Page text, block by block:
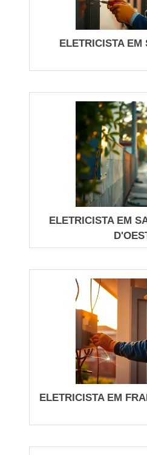
de até 12% no gasto
intervenções corretas em
Projetos de ampliação
Iluminação,
Priorize relatórios com
termografia) para validar
entrega.
Acione nossos
frequente: intervenção
prolonga equipamentos.
ATENDIMENTO
EMERGÊNCIAS:
RÁPIDO,
Quando uma pane
precisa de resposta
práticas para minimizar
ELETRICISTA EM
ELETRICISTA EM
ELETRICISTA EM